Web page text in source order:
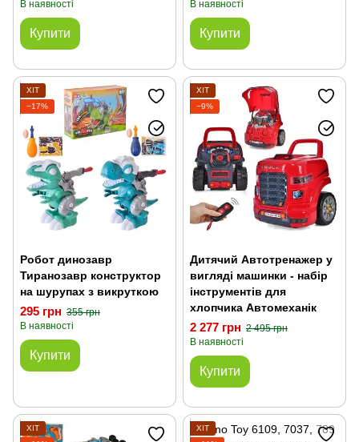
В наявності
Купити
В наявності
Купити
ХІТ
−17%
Робот динозавр
Тиранозавр конструктор
на шурупах з викруткою
295 грн 355 грн
В наявності
Купити
ХІТ
−9%
Дитячий Автотренажер у
вигляді машинки - набір
інструментів для
хлопчика Автомеханік
2 277 грн 2 495 грн
В наявності
Купити
ХІТ
ХІТ